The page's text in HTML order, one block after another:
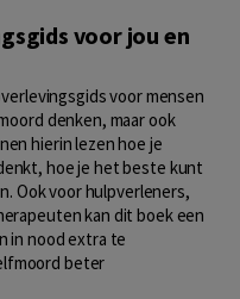
voor jou en
voor mensen
denken, maar ook
hierin lezen hoe je
hoe je het beste kunt
Ook voor hulpverleners,
kan dit boek een
in nood extra te
beter